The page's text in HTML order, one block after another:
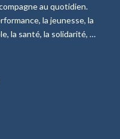
au quotidien.
la jeunesse, la
la santé, la solidarité, …